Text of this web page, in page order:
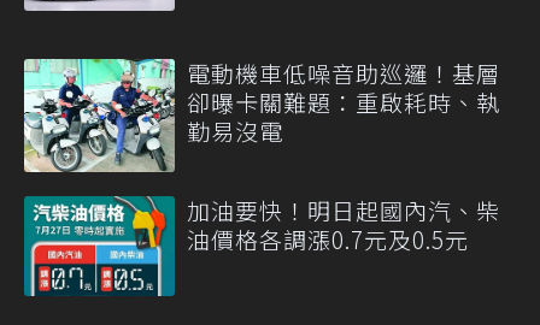
電動機車低噪音助巡邏！基層
卻曝卡關難題：重啟耗時、執
勤易沒電
加油要快！明日起國內汽、柴
油價格各調漲0.7元及0.5元